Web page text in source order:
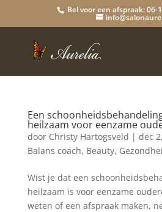
Bel voor een afspraak:
Een
heilzaam voor eenzame
door Christy Hartogsveld | dec
Balans coach, Beauty,
Wist je dat een
heilzaam is voor eenzame
weten of een afspraak maken,